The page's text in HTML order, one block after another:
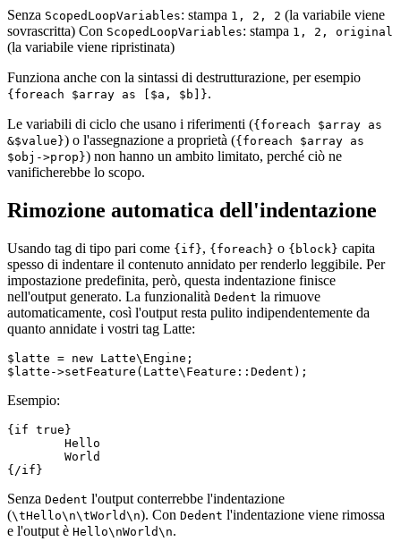
Senza ScopedLoopVariables: stampa 1, 2, 2 (la variabile viene
sovrascritta) Con ScopedLoopVariables: stampa 1, 2, original
(la variabile viene ripristinata)
Funziona anche con la sintassi di destrutturazione, per esempio
{foreach $array as [$a, $b]}.
Le variabili di ciclo che usano i riferimenti ({foreach $array as
&$value}) o l'assegnazione a proprietà ({foreach $array as
$obj->prop}) non hanno un ambito limitato, perché ciò ne
vanificherebbe lo scopo.
Rimozione automatica dell'indentazione
Usando tag di tipo pari come {if}, {foreach} o {block} capita
spesso di indentare il contenuto annidato per renderlo leggibile. Per
impostazione predefinita, però, questa indentazione finisce
nell'output generato. La funzionalità Dedent la rimuove
automaticamente, così l'output resta pulito indipendentemente da
quanto annidate i vostri tag Latte:
$latte = new Latte\Engine;
Esempio:
{if true}
Senza Dedent l'output conterrebbe l'indentazione
(\tHello\n\tWorld\n). Con Dedent l'indentazione viene rimossa
e l'output è Hello\nWorld\n.